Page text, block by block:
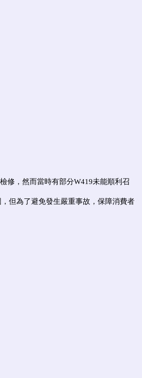
修，然而當時有部分W419未能順利召
但為了避免發生嚴重事故，保障消費者